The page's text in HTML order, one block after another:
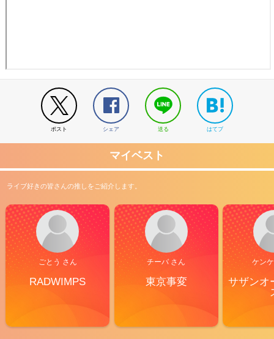
ポスト シェア 送る はてブ
マイベスト
ライブ好きの皆さんの推しをご紹介します。
ごとう さん
RADWIMPS
チーバ さん
東京事変
ケン
サザンオ